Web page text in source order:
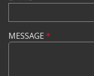
MESSAGE *